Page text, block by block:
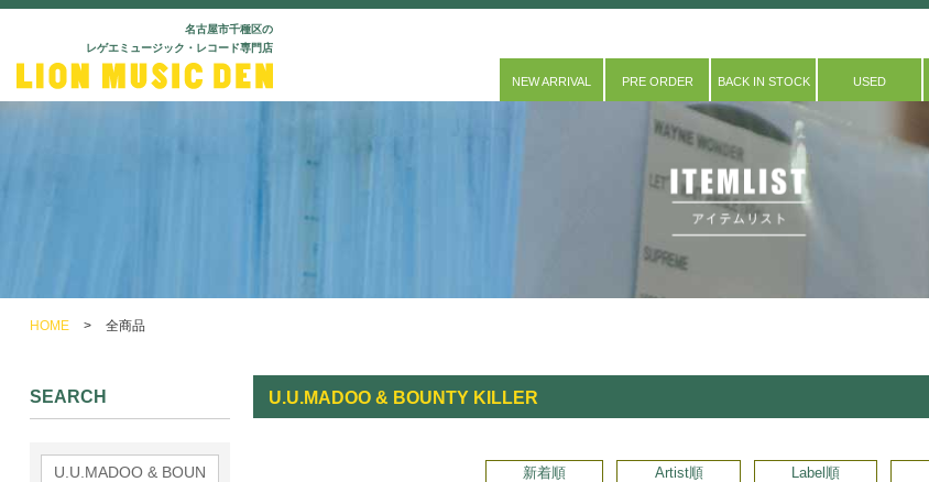
名古屋市千種区の
レゲエミュージック・レコード専門店
NEW ARRIVAL PRE ORDER BACK IN STOCK USED
HOME > 全商品
U.U.MADOO & BOUNTY KILLER
新着順 Artist順 Label順
SEARCH